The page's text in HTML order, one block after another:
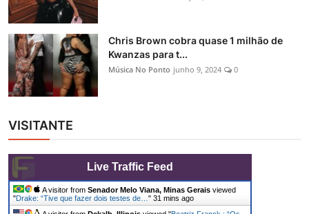
Chris Brown cobra quase 1 milhão de
Kwanzas para t...
Música No Ponto junho 9, 2024 0
VISITANTE
Live Traffic Feed
A visitor from Senador Melo Viana, Minas Gerais viewed
"Drake: “Tive que fazer dois testes de… " 31 mins ago